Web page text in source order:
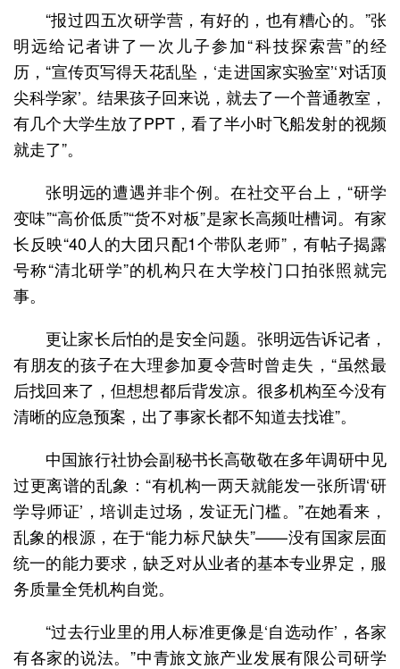
“报过四五次研学营，有好的，也有糟心的。”张
明远给记者讲了一次儿子参加“科技探索营”的经
历，“宣传页写得天花乱坠，‘走进国家实验室’‘对话顶
尖科学家’。结果孩子回来说，就去了一个普通教室，
有几个大学生放了PPT，看了半小时飞船发射的视频
就走了”。
张明远的遭遇并非个例。在社交平台上，“研学
变味”“高价低质”“货不对板”是家长高频吐槽词。有家
长反映“40人的大团只配1个带队老师”，有帖子揭露
号称“清北研学”的机构只在大学校门口拍张照就完
事。
更让家长后怕的是安全问题。张明远告诉记者，
有朋友的孩子在大理参加夏令营时曾走失，“虽然最
后找回来了，但想想都后背发凉。很多机构至今没有
清晰的应急预案，出了事家长都不知道去找谁”。
中国旅行社协会副秘书长高敬敬在多年调研中见
过更离谱的乱象：“有机构一两天就能发一张所谓‘研
学导师证’，培训走过场，发证无门槛。”在她看来，
乱象的根源，在于“能力标尺缺失”——没有国家层面
统一的能力要求，缺乏对从业者的基本专业界定，服
务质量全凭机构自觉。
“过去行业里的用人标准更像是‘自选动作’，各家
有各家的说法。”中青旅文旅产业发展有限公司研学